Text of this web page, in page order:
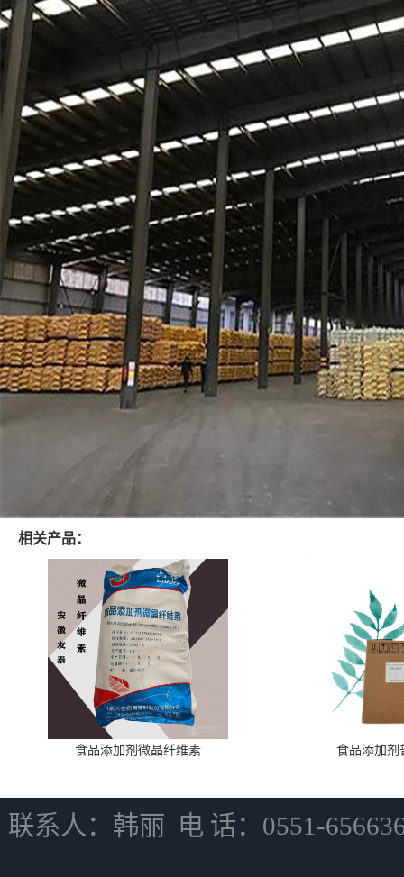
相关产品：
食品添加剂微晶纤维素 食品添加剂
联系人：韩丽 电 话：0551-